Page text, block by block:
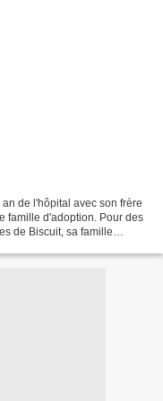
de l'hôpital avec son frère
famille d'adoption. Pour des
de Biscuit, sa famille